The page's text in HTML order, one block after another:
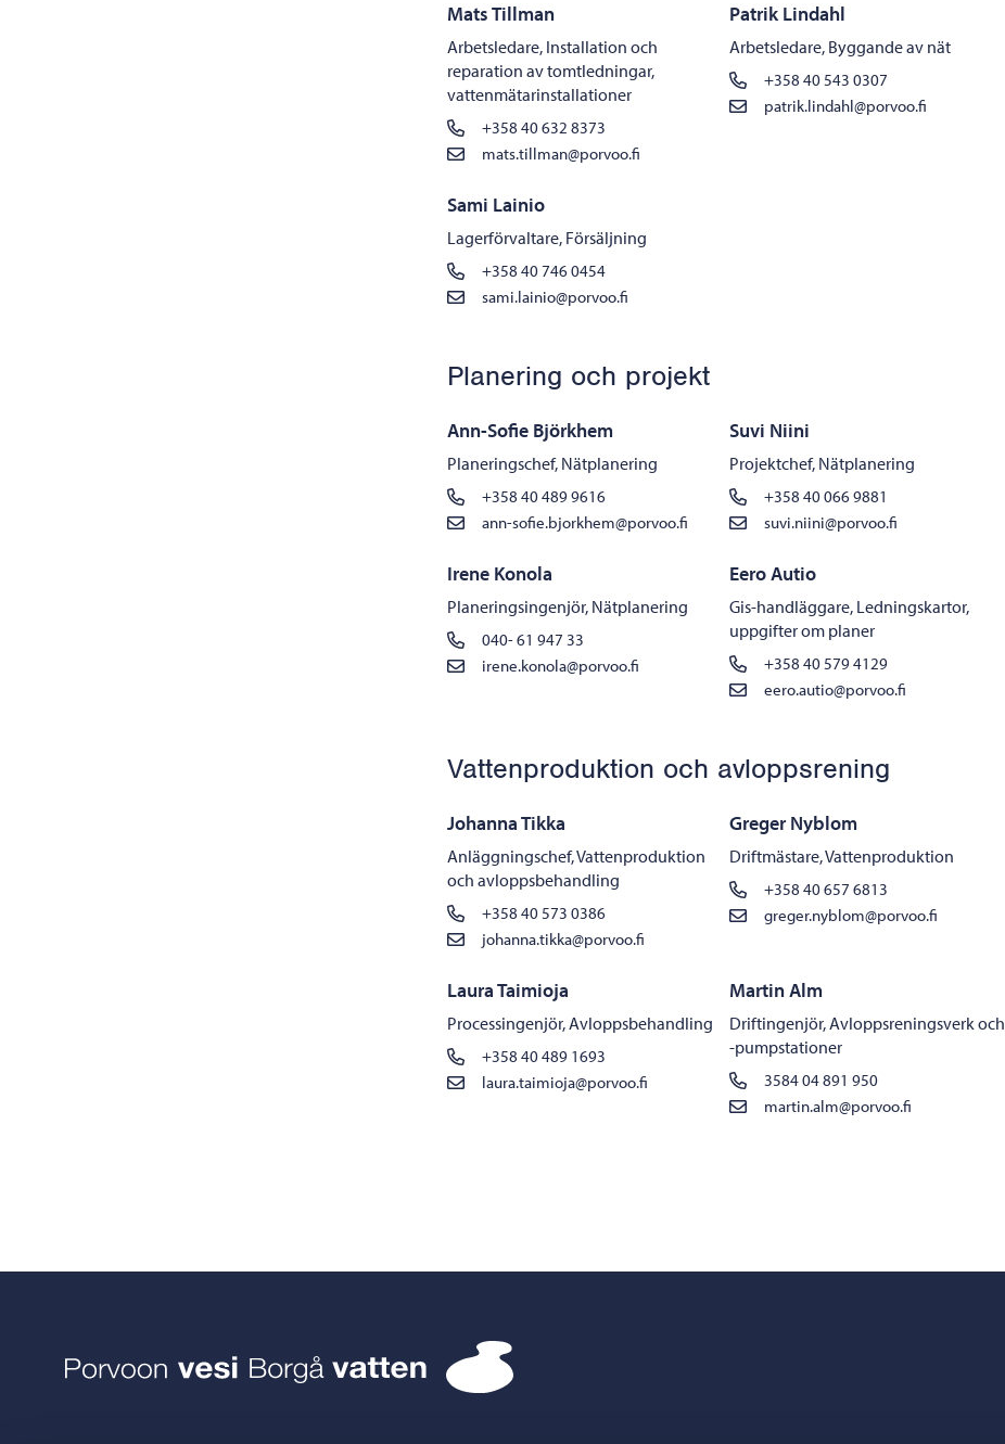
Mats Tillman
Arbetsledare, Installation och
reparation av tomtledningar,
vattenmätarinstallationer
+358 40 632 8373
mats.tillman@porvoo.fi
Patrik Lindahl
Arbetsledare, Byggande av nät
+358 40 543 0307
patrik.lindahl@porvoo.fi
Sami Lainio
Lagerförvaltare, Försäljning
+358 40 746 0454
sami.lainio@porvoo.fi
Planering och projekt
Ann-Sofie Björkhem
Planeringschef, Nätplanering
+358 40 489 9616
ann-sofie.bjorkhem@porvoo.fi
Suvi Niini
Projektchef, Nätplanering
+358 40 066 9881
suvi.niini@porvoo.fi
Irene Konola
Planeringsingenjör, Nätplanering
040- 61 947 33
irene.konola@porvoo.fi
Eero Autio
Gis-handläggare, Ledningskartor,
uppgifter om planer
+358 40 579 4129
eero.autio@porvoo.fi
Vattenproduktion och avloppsrening
Johanna Tikka
Anläggningschef, Vattenproduktion
och avloppsbehandling
+358 40 573 0386
johanna.tikka@porvoo.fi
Greger Nyblom
Driftmästare, Vattenproduktion
+358 40 657 6813
greger.nyblom@porvoo.fi
Laura Taimioja
Processingenjör, Avloppsbehandling
+358 40 489 1693
laura.taimioja@porvoo.fi
Martin Alm
Driftingenjör, Avloppsreningsverk och
-pumpstationer
3584 04 891 950
martin.alm@porvoo.fi
Borgå vatten – Gå till startsidan